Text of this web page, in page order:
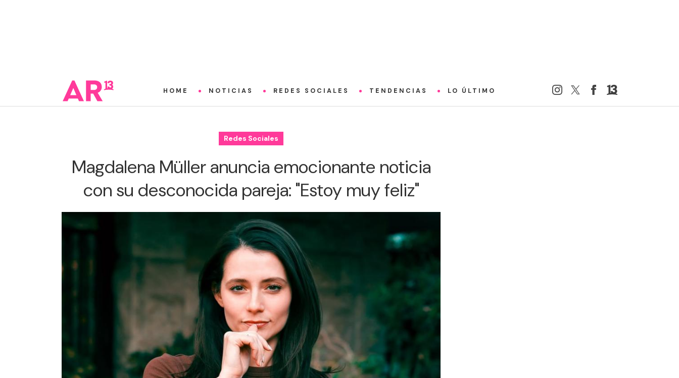
HOME NOTICIAS REDES SOCIALES TENDENCIAS LO ÚLTIMO
Redes Sociales
Magdalena Müller anuncia emocionante noticia
con su desconocida pareja: "Estoy muy feliz"